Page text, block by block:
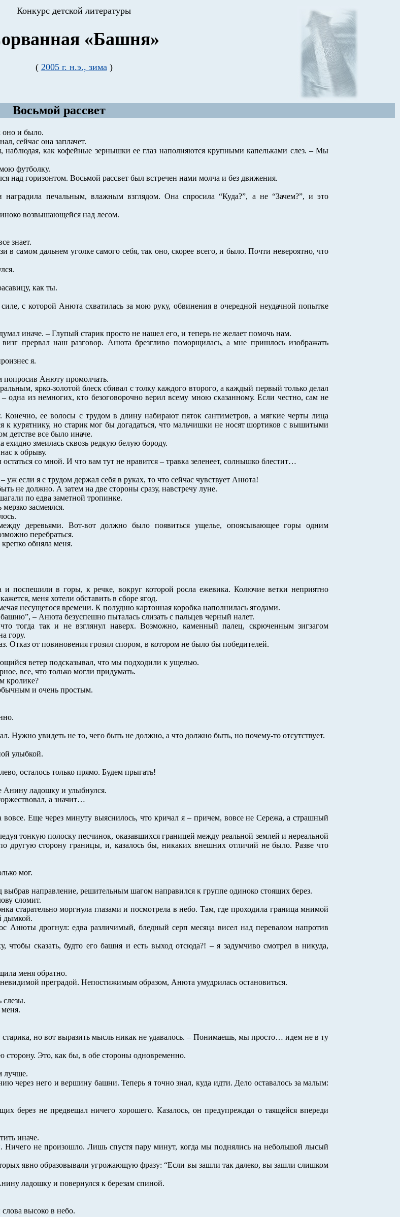
Конкурс детской литературы
«Башня»
( 2005 г. н.э., зима )
Восьмой рассвет
оно и было.
сейчас она заплачет.
наблюдая, как кофейные зернышки ее глаз наполняются крупными капельками слез. – Мы
футболку.
над горизонтом. Восьмой рассвет был встречен нами молча и без движения.
печальным, влажным взглядом. Она спросила “Куда?”, а не “Зачем?”, и это
возвышающейся над лесом.
знает.
самом дальнем уголке самого себя, так оно, скорее всего, и было. Почти невероятно, что
как ты.
с которой Анюта схватилась за мою руку, обвинения в очередной неудачной попытке
иначе. – Глупый старик просто не нашел его, и теперь не желает помочь нам.
прервал наш разговор. Анюта брезгливо поморщилась, а мне пришлось изображать
я.
попросив Анюту промолчать.
ярко-золотой блеск сбивал с толку каждого второго, а каждый первый только делал
из немногих, кто безоговорочно верил всему мною сказанному. Если честно, сам не
Конечно, ее волосы с трудом в длину набирают пяток сантиметров, а мягкие черты лица
к курятнику, но старик мог бы догадаться, что мальчишки не носят шортиков с вышитыми
детстве все было иначе.
змеилась сквозь редкую белую бороду.
к обрыву.
со мной. И что вам тут не нравится – травка зеленеет, солнышко блестит…
уж если я с трудом держал себя в руках, то что сейчас чувствует Анюта!
не должно. А затем на две стороны сразу, навстречу луне.
по едва заметной тропинке.
засмеялся.
деревьями. Вот-вот должно было появиться ущелье, опоясывающее горы одним
перебраться.
обняла меня.
поспешили в горы, к речке, вокруг которой росла ежевика. Колючие ветки неприятно
меня хотели обставить в сборе ягод.
несущегося времени. К полудню картонная коробка наполнилась ягодами.
– Анюта безуспешно пыталась слизать с пальцев черный налет.
тогда так и не взглянул наверх. Возможно, каменный палец, скрюченным зигзагом
гору.
Отказ от повиновения грозил спором, в котором не было бы победителей.
ветер подсказывал, что мы подходили к ущелью.
все, что только могли придумать.
кролике?
и очень простым.
Нужно увидеть не то, чего быть не должно, а что должно быть, но почему-то отсутствует.
улыбкой.
осталось только прямо. Будем прыгать!
Анину ладошку и улыбнулся.
а значит…
Еще через минуту выяснилось, что кричал я – причем, вовсе не Сережа, а страшный
тонкую полоску песчинок, оказавшихся границей между реальной землей и нереальной
другую сторону границы, и, казалось бы, никаких внешних отличий не было. Разве что
мог.
выбрав направление, решительным шагом направился к группе одиноко стоящих берез.
сломит.
старательно моргнула глазами и посмотрела в небо. Там, где проходила граница мнимой
дымкой.
Анюты дрогнул: едва различимый, бледный серп месяца висел над перевалом напротив
чтобы сказать, будто его башня и есть выход отсюда?! – я задумчиво смотрел в никуда,
меня обратно.
преградой. Непостижимым образом, Анюта умудрилась остановиться.
слезы.
старика, но вот выразить мысль никак не удавалось. – Понимаешь, мы просто… идем не в ту
сторону. Это, как бы, в обе стороны одновременно.
лучше.
через него и вершину башни. Теперь я точно знал, куда идти. Дело оставалось за малым:
берез не предвещал ничего хорошего. Казалось, он предупреждал о таящейся впереди
иначе.
не произошло. Лишь спустя пару минут, когда мы поднялись на небольшой лысый
явно образовывали угрожающую фразу: “Если вы зашли так далеко, вы зашли слишком
ладошку и повернулся к березам спиной.
высоко в небо.